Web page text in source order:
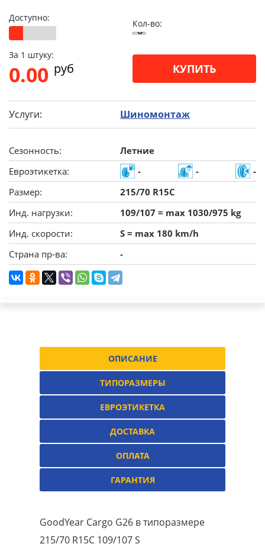
Доступно:
Кол-во:
За 1 штуку:
0.00 pуб КУПИТЬ
Услуги: Шиномонтаж
Сезонность:
Летние
Евроэтикетка:
- -
-
Размер:
215/70 R15C
Инд. нагрузки:
109/107 = max 1030/975 kg
Инд. скорости:
S = max 180 km/h
Страна пр-ва:
-
ОПИСАНИЕ
ТИПОРАЗМЕРЫ
ЕВРОЭТИКЕТКА
ДОСТАВКА
ОПЛАТА
ГАРАНТИЯ
GoodYear Cargo G26 в типоразмере
215/70 R15C 109/107 S